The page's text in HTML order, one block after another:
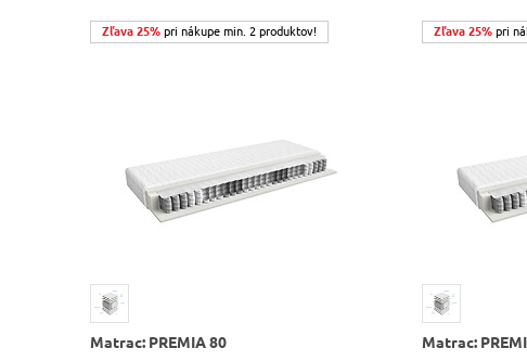
Zľava 25% pri nákupe min. 2 produktov!
Matrac: PREMIA 80
Zľava 25%pri
Matrac: